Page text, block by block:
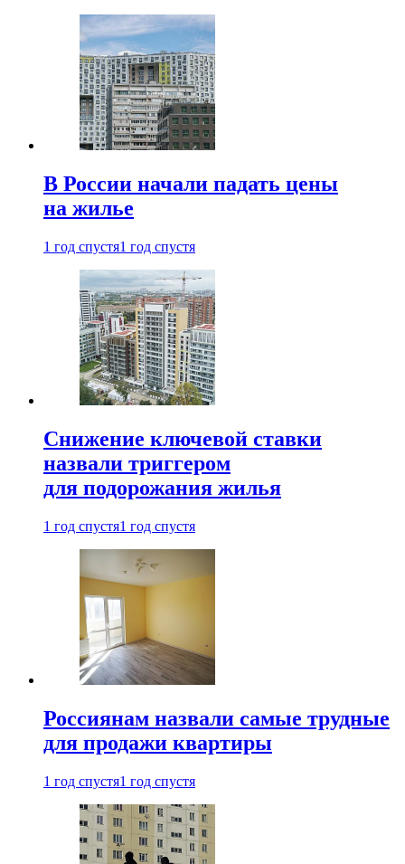
В России начали падать цены
на жилье
1 год спустя1 год спустя
Снижение ключевой ставки
назвали триггером
для подорожания жилья
1 год спустя1 год спустя
Россиянам назвали самые трудные
для продажи квартиры
1 год спустя1 год спустя